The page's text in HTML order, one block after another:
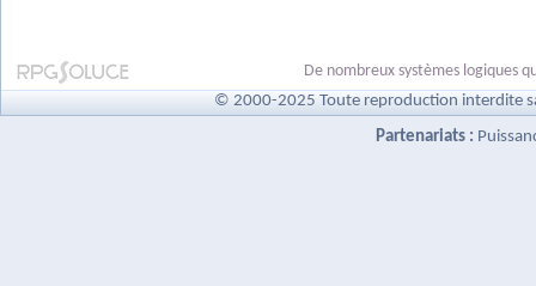
De nombreux systèmes logiques
© 2000-2025 Toute reproduction interdite
Partenariats :